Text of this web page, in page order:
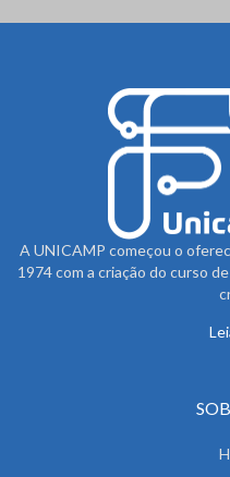
A UNICAMP começou o
1974 com a criação do curso